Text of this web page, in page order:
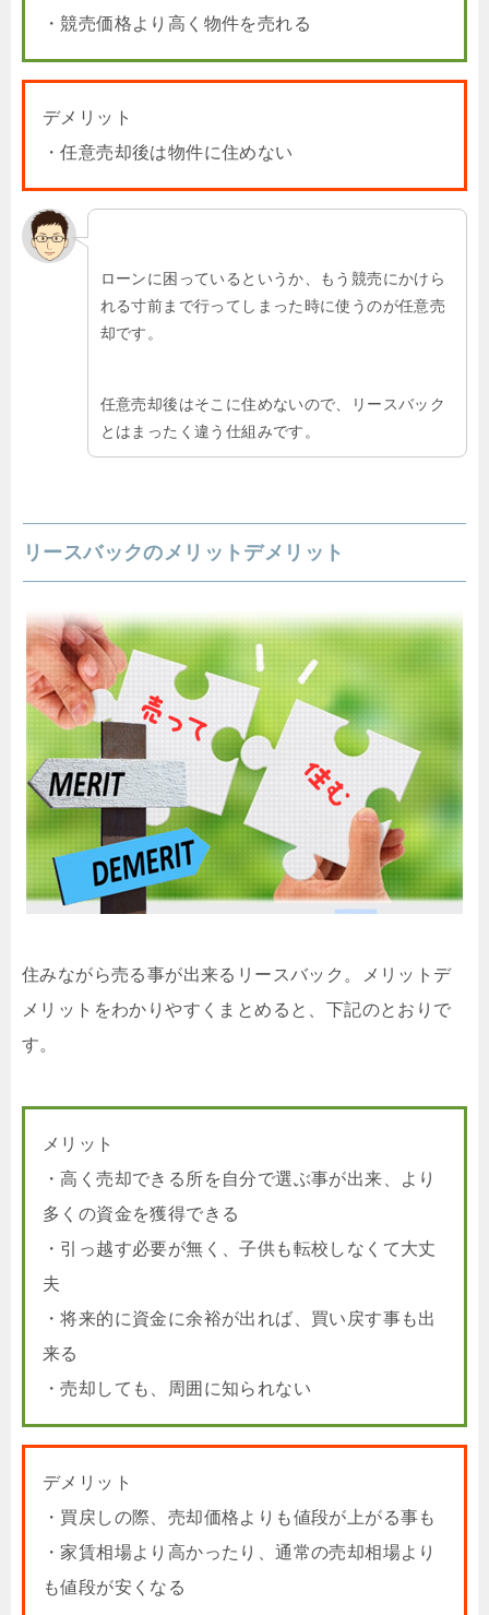
・競売価格より高く物件を売れる
デメリット
・任意売却後は物件に住めない
ローンに困っているというか、もう競売にかけら
れる寸前まで行ってしまった時に使うのが任意売
却です。
任意売却後はそこに住めないので、リースバック
とはまったく違う仕組みです。
リースバックのメリットデメリット
住みながら売る事が出来るリースバック。メリットデ
メリットをわかりやすくまとめると、下記のとおりで
す。
メリット
・高く売却できる所を自分で選ぶ事が出来、より
多くの資金を獲得できる
・引っ越す必要が無く、子供も転校しなくて大丈
夫
・将来的に資金に余裕が出れば、買い戻す事も出
来る
・売却しても、周囲に知られない
デメリット
・買戻しの際、売却価格よりも値段が上がる事も
・家賃相場より高かったり、通常の売却相場より
も値段が安くなる